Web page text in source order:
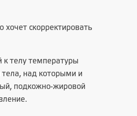
скорректировать
к телу температуры
над которыми и
подкожно-жировой